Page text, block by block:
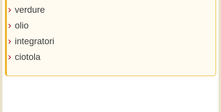
verdure
olio
integratori
ciotola